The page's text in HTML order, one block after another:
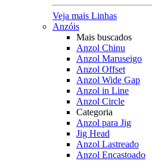
Veja mais Linhas
Anzóis
Mais buscados
Anzol Chinu
Anzol Maruseigo
Anzol Offset
Anzol Wide Gap
Anzol in Line
Anzol Circle
Categoria
Anzol para Jig
Jig Head
Anzol Lastreado
Anzol Encastoado